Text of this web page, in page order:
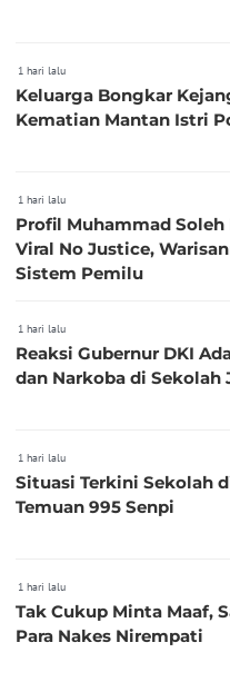
1 hari lalu
Keluarga Bongkar
Kematian Mantan Istri
1 hari lalu
Profil Muhammad Soleh
Viral No Justice,
Sistem Pemilu
1 hari lalu
Reaksi Gubernur DKI Ada 995 Senjata
dan Narkoba di Sekolah
1 hari lalu
Situasi Terkini Sekolah
Temuan 995 Senpi
1 hari lalu
Tak Cukup Minta Maaf,
Para Nakes Nirempati